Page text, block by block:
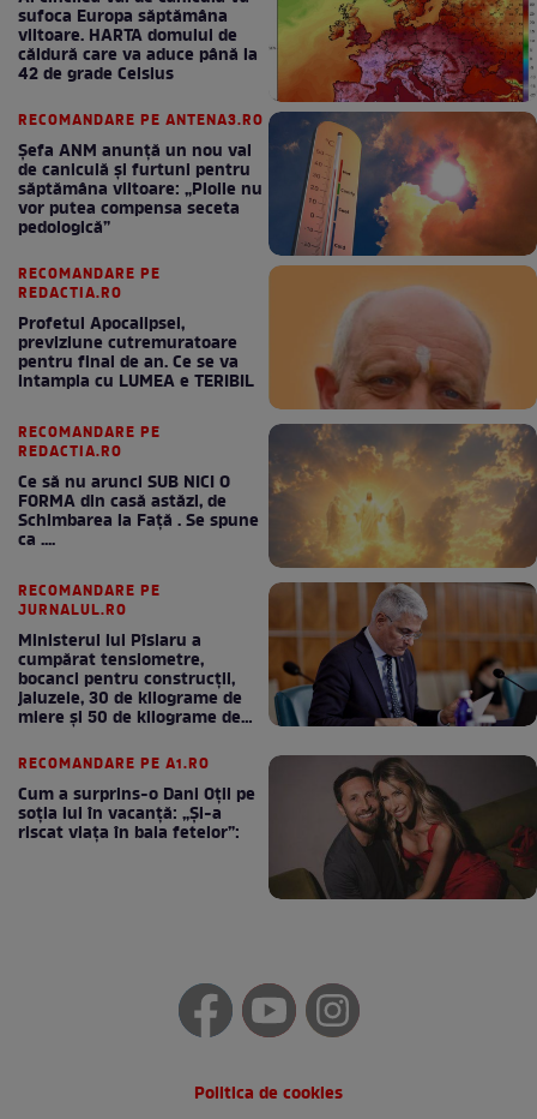
sufoca Europa săptămâna
viitoare. HARTA domului de
căldură care va aduce până la
42 de grade Celsius
RECOMANDARE PE ANTENA3.RO
Șefa ANM anunță un nou val
de caniculă și furtuni pentru
săptămâna viitoare: „Ploile nu
vor putea compensa seceta
pedologică”
RECOMANDARE PE
REDACTIA.RO
Profetul Apocalipsei,
previziune cutremuratoare
pentru final de an. Ce se va
intampla cu LUMEA e TERIBIL
RECOMANDARE PE
REDACTIA.RO
Ce să nu arunci SUB NICI O
FORMA din casă astăzi, de
Schimbarea la Față . Se spune
ca ....
RECOMANDARE PE
JURNALUL.RO
Ministerul lui Pîslaru a
cumpărat tensiometre,
bocanci pentru construcții,
jaluzele, 30 de kilograme de
miere și 50 de kilograme de
RECOMANDARE PE A1.RO
Cum a surprins-o Dani Oțil pe
soția lui în vacanță: „Și-a
riscat viața în baia fetelor”:
Politica de cookies